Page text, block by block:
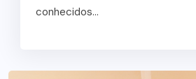
conhecidos...